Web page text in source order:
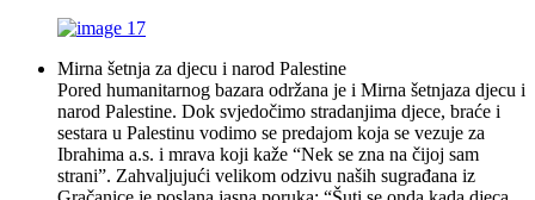
Mirna šetnja za djecu i narod Palestine
Pored humanitarnog bazara održana je i Mirna šetnjaza djecu i
narod Palestine. Dok svjedočimo stradanjima djece, braće i
sestara u Palestinu vodimo se predajom koja se vezuje za
Ibrahima a.s. i mrava koji kaže “Nek se zna na čijoj sam
strani”. Zahvaljujući velikom odzivu naših sugrađana iz